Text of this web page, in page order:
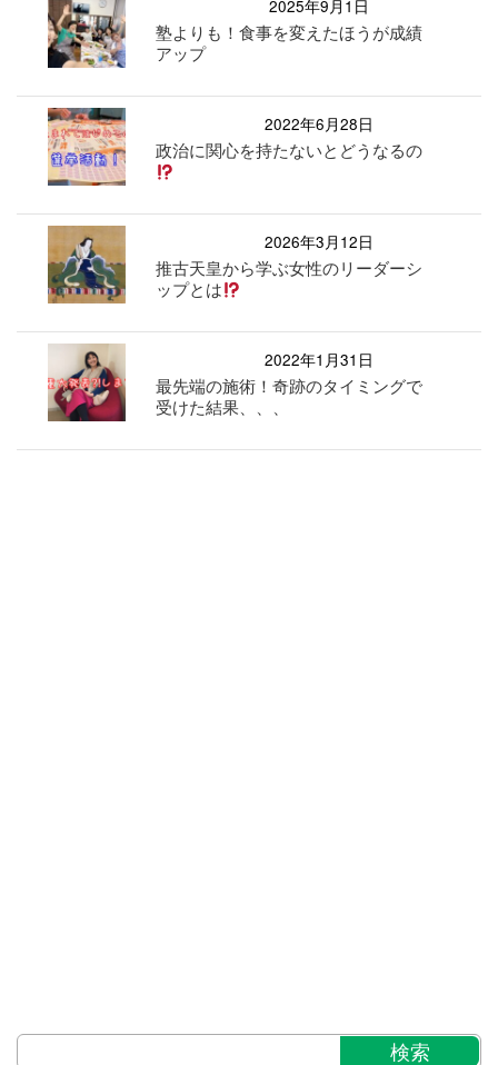
2025年9月1日
塾よりも！食事を変えたほうが成績
アップ
2022年6月28日
政治に関心を持たないとどうなるの
2026年3月12日
推古天皇から学ぶ女性のリーダーシ
ップとは
2022年1月31日
最先端の施術！奇跡のタイミングで
受けた結果、、、